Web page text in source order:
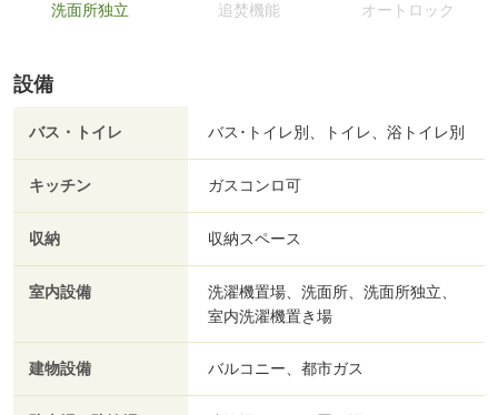
洗面所独立 追焚機能 オートロック
設備
バス・トイレ バス･トイレ別、トイレ、浴トイレ別
キッチン ガスコンロ可
収納 収納スペース
室内設備
洗濯機置場、洗面所、洗面所独立、
室内洗濯機置き場
建物設備 バルコニー、都市ガス